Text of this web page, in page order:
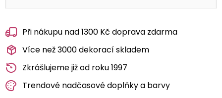
Při nákupu nad 1300 Kč doprava zdarma
Více než 3000 dekorací skladem
Zkrášlujeme již od roku 1997
Trendové nadčasové doplňky a barvy